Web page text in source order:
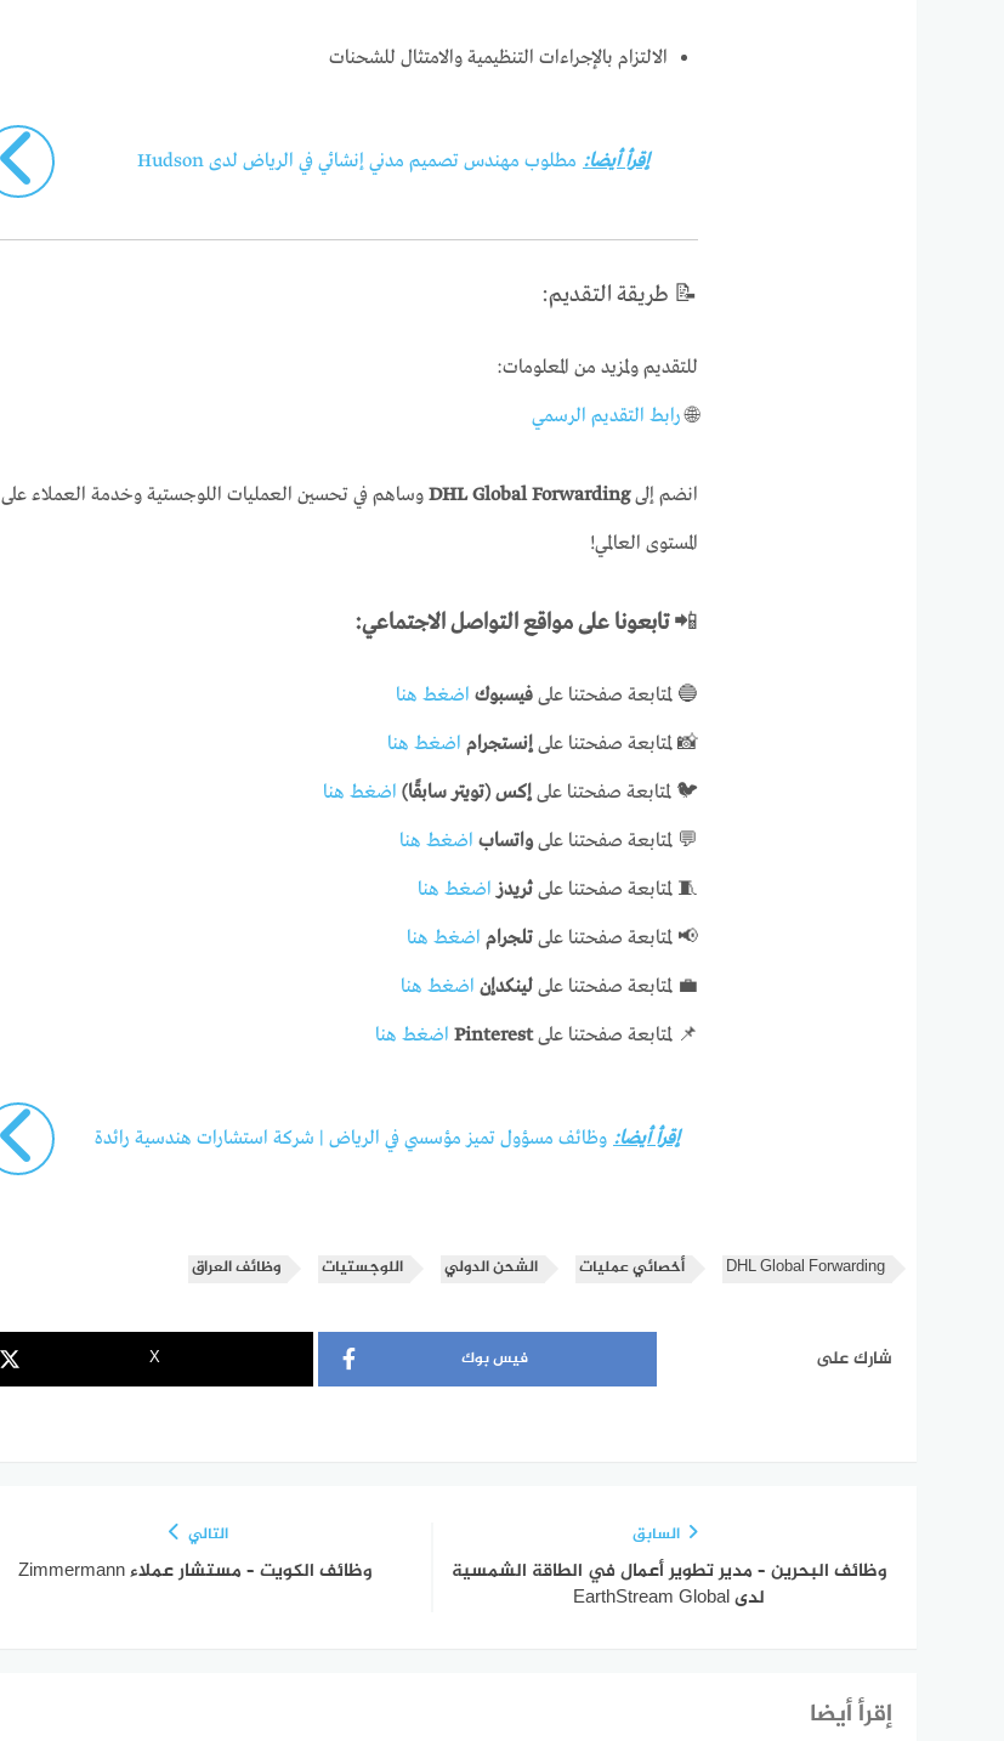
الالتزام بالإجراءات التنظيمية والامتثال للشحنات
إقرأ أيضا: مطلوب مهندس تصميم مدني إنشائي في الرياض لدى Hudson
📝 طريقة التقديم:
للتقديم ولمزيد من المعلومات:
🌐رابط التقديم الرسمي
انضم إلىDHL Global Forwardingوساهم في تحسين العمليات اللوجستية وخدمة العملاء على
المستوى العالمي!
📲تابعونا على مواقع التواصل الاجتماعي:
🔵 لمتابعة صفحتنا على فيسبوك اضغط هنا
📸 لمتابعة صفحتنا علىإنستجرام اضغط هنا
🐦 لمتابعة صفحتنا علىإكس (تويتر سابقًا) اضغط هنا
💬 لمتابعة صفحتنا علىواتساب اضغط هنا
🧵 لمتابعة صفحتنا على ثريدز اضغط هنا
📢 لمتابعة صفحتنا على تلجرام اضغط هنا
💼 لمتابعة صفحتنا على لينكدإن اضغط هنا
📌 لمتابعة صفحتنا علىPinterest اضغط هنا
إقرأ أيضا: وظائف مسؤول تميز مؤسسي في الرياض | شركة استشارات هندسية رائدة
DHL Global Forwarding أخصائي عمليات الشحن الدولي اللوجستيات وظائف العراق
شارك على فيس بوك X
السابق
وظائف البحرين – مدير تطوير أعمال في الطاقة الشمسية
لدى EarthStream Global
التالي
وظائف الكويت – مستشار عملاء Zimmermann
إقرأ أيضا